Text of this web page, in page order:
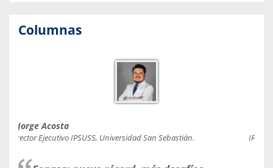
Columnas
Jorge Acosta
Director Ejecutivo IPSUSS, Universidad San Sebastián.